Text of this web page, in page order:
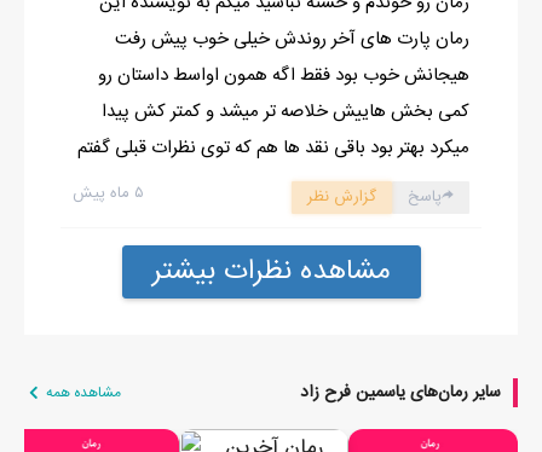
ادامه رمان در اپلیکیشن شروع مطالعه آنلاین رمان
رمان پارت های آخر روندش خیلی خوب پیش رفت
هیجانش خوب بود فقط اگه همون اواسط داستان رو
کمی بخش هاییش خلاصه تر میشد و کمتر کش پیدا
میکرد بهتر بود باقی نقد ها هم که توی نظرات قبلی گفتم
۵ ماه پیش پاسخ گزارش نظر
مشاهده نظرات بیشتر
سایر رمان‌های یاسمین فرح زاد مشاهده همه